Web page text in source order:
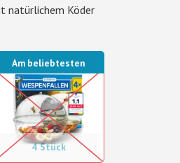
natürlichem Köder
4 Stück
Am beliebtesten